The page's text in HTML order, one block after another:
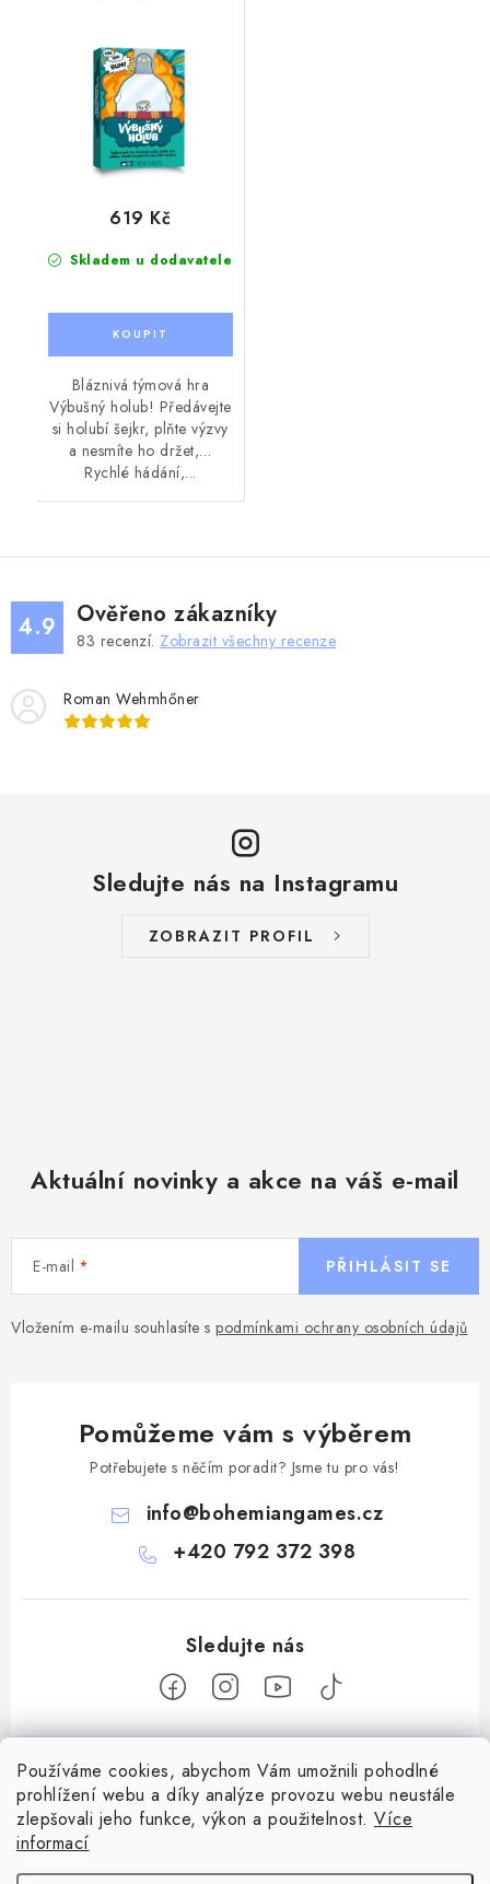
Používáme cookies, abychom Vám umožnili pohodlné
prohlížení webu a díky analýze provozu webu neustále
zlepšovali jeho funkce, výkon a použitelnost. Více
informací
Skladem u dodavatele
619 Kč
Bláznivá týmová hra
Výbušný holub! Předávejte
si holubí šejkr, plňte výzvy
a nesmíte ho držet,…
Rychlé hádání,...
4.9 Ověřeno zákazníky
83 recenzí. Zobrazit všechny recenze
Roman Wehmhőner
Sledujte nás na Instagramu
ZOBRAZIT PROFIL
Aktuální novinky a akce na váš e-mail
E-mail
Vložením e-mailu souhlasíte s podmínkami ochrany osobních údajů
PŘIHLÁSIT SE
Pomůžeme vám s výběrem
Potřebujete s něčím poradit? Jsme tu pro vás!
info@bohemiangames.cz
+420 792 372 398
Z
Informace pro vás
Obchodní podmínky
Facebook